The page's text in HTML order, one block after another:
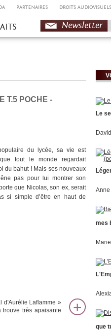
PARTENAIRES DROITS AUDIOVISUELS
Newsletter
T.5 POCHE -
du lycée, sa vie est
tout le monde regardait
du bahut ! Mais ses nouveaux
pas pour lui montrer son
que Nicolas, son ex, serait
si simple d’être en haut de
d'Aurélie Laflamme »
très apaisante
Le
Anne
mes
que